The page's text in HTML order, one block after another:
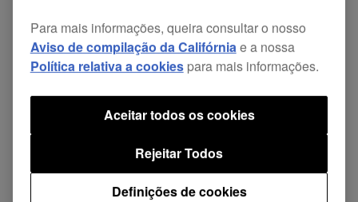
Para mais informações, queira consultar o nosso
Aviso de compilação da Califórniae a nossa
Política relativa a cookiespara mais informações.
Definições de cookies
Rejeitar Todos
Aceitar todos os cookies